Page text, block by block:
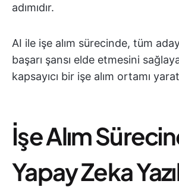
adımıdır.
AI ile işe alım sürecinde, tüm
başarı şansı elde etmesini
kapsayıcı bir işe alım ortamı
İşe Alım
Yapay Zeka